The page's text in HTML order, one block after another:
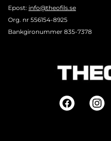
Epost: info@theofils.se
Org. nr 556154-8925
Bankgironummer 835-7378